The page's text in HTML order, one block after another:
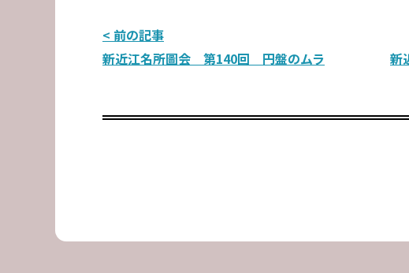
投
稿
ビ
ョ
< 前の記事
新近江名所圖会 第140回 円盤のムラ
新